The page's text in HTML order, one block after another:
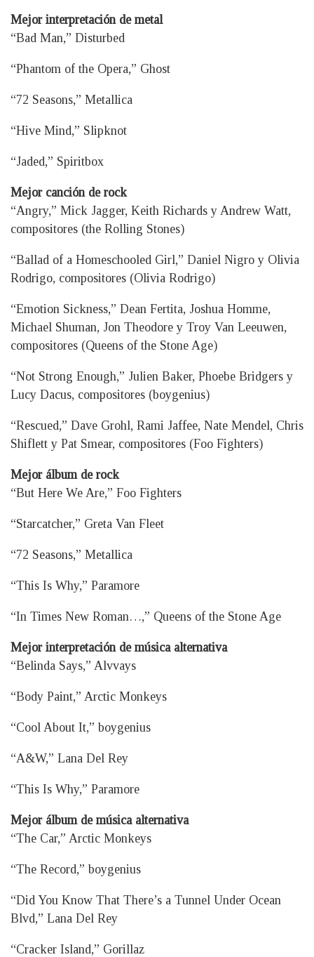
Mejor interpretación de metal
“Bad Man,” Disturbed
“Phantom of the Opera,” Ghost
“72 Seasons,” Metallica
“Hive Mind,” Slipknot
“Jaded,” Spiritbox
Mejor canción de rock
“Angry,” Mick Jagger, Keith Richards y Andrew Watt,
compositores (the Rolling Stones)
“Ballad of a Homeschooled Girl,” Daniel Nigro y Olivia
Rodrigo, compositores (Olivia Rodrigo)
“Emotion Sickness,” Dean Fertita, Joshua Homme,
Michael Shuman, Jon Theodore y Troy Van Leeuwen,
compositores (Queens of the Stone Age)
“Not Strong Enough,” Julien Baker, Phoebe Bridgers y
Lucy Dacus, compositores (boygenius)
“Rescued,” Dave Grohl, Rami Jaffee, Nate Mendel, Chris
Shiflett y Pat Smear, compositores (Foo Fighters)
Mejor álbum de rock
“But Here We Are,” Foo Fighters
“Starcatcher,” Greta Van Fleet
“72 Seasons,” Metallica
“This Is Why,” Paramore
“In Times New Roman…,” Queens of the Stone Age
Mejor interpretación de música alternativa
“Belinda Says,” Alvvays
“Body Paint,” Arctic Monkeys
“Cool About It,” boygenius
“A&W,” Lana Del Rey
“This Is Why,” Paramore
Mejor álbum de música alternativa
“The Car,” Arctic Monkeys
“The Record,” boygenius
“Did You Know That There’s a Tunnel Under Ocean
Blvd,” Lana Del Rey
“Cracker Island,” Gorillaz